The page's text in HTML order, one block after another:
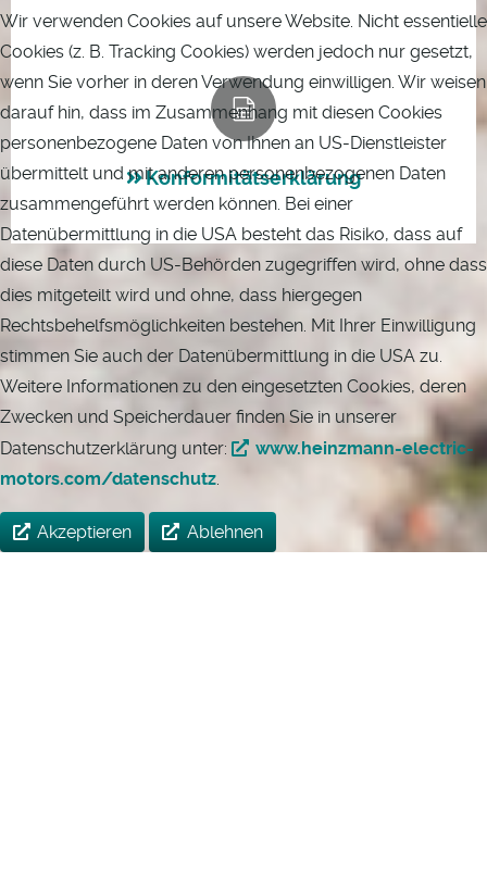
Konformitätserklärung
Wir verwenden Cookies auf unsere Website. Nicht essentielle
Cookies (z. B. Tracking Cookies) werden jedoch nur gesetzt,
wenn Sie vorher in deren Verwendung einwilligen. Wir weisen
darauf hin, dass im Zusammenhang mit diesen Cookies
personenbezogene Daten von Ihnen an US-Dienstleister
übermittelt und mit anderen personenbezogenen Daten
zusammengeführt werden können. Bei einer
Datenübermittlung in die USA besteht das Risiko, dass auf
diese Daten durch US-Behörden zugegriffen wird, ohne dass
dies mitgeteilt wird und ohne, dass hiergegen
Rechtsbehelfsmöglichkeiten bestehen. Mit Ihrer Einwilligung
stimmen Sie auch der Datenübermittlung in die USA zu.
Weitere Informationen zu den eingesetzten Cookies, deren
Zwecken und Speicherdauer finden Sie in unserer
Datenschutzerklärung unter:
www.heinzmann-electric-
motors.com/datenschutz.
Akzeptieren Ablehnen